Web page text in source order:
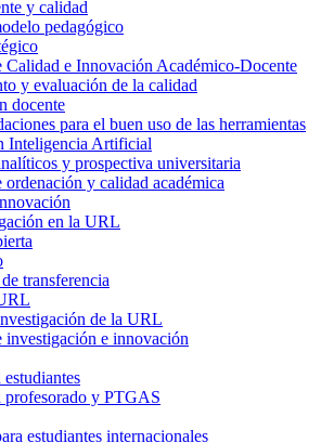
y calidad
pedagógico
Calidad e Innovación Académico-Docente
y evaluación de la calidad
docente
para el buen uso de las herramientas
Inteligencia Artificial
y prospectiva universitaria
y calidad académica
en la URL
transferencia
de la URL
investigación e innovación
y PTGAS
estudiantes internacionales